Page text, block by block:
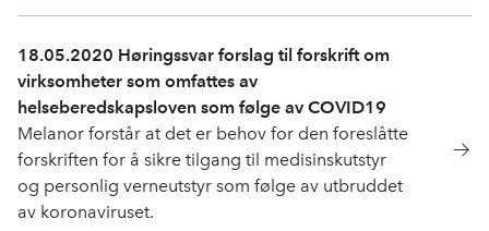
18.05.2020 Høringssvar forslag til forskrift om
virksomheter som omfattes av
helseberedskapsloven som følge av COVID19
Melanor forstår at det er behov for den foreslåtte
forskriften for å sikre tilgang til medisinskutstyr
og personlig verneutstyr som følge av utbruddet
av koronaviruset.